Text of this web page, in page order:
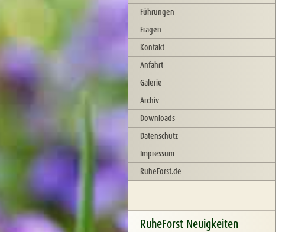
Führungen
Fragen
Kontakt
Anfahrt
Galerie
Archiv
Downloads
Datenschutz
Impressum
RuheForst.de
RuheForst Neuigkeiten